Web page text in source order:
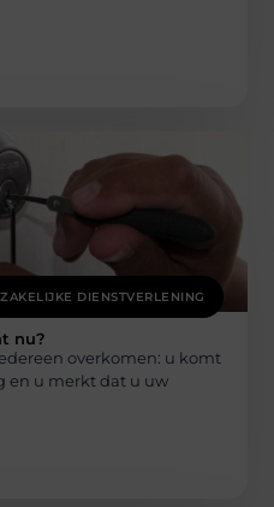
ZAKELIJKE DIENSTVERLENING
nu?
overkomen: u komt
en u merkt dat u uw